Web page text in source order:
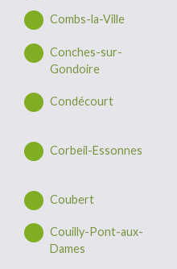
Combs-la-Ville
Conches-sur-
Gondoire
Condécourt
Corbeil-Essonnes
Coubert
Couilly-Pont-aux-
Dames